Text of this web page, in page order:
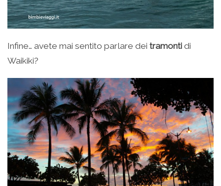
Infine… avete mai sentito parlare dei tramonti di
Waikiki?